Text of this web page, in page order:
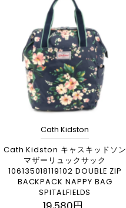
Cath Kidston
Cath Kidston キャスキッドソン
マザーリュックサック
106135018119102 DOUBLE ZIP
BACKPACK NAPPY BAG
SPITALFIELDS